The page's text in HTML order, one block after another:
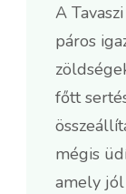
A
páros
főtt
mégis
amely jól